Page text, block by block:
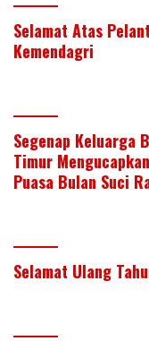
Selamat Atas
Kemendagri
Segenap Keluarga
Timur
Puasa Bulan Suci
Selamat Ulang